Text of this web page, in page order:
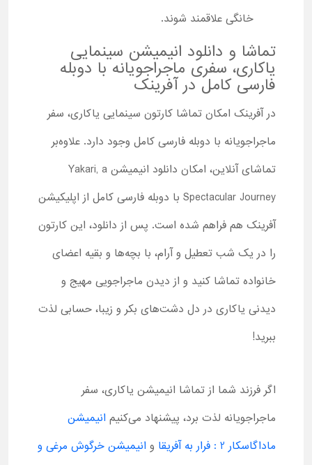
خانگی علاقمند شوند.
تماشا و دانلود انیمیشن سینمایی
یاکاری، سفری ماجراجویانه با دوبله
فارسی کامل در آفرینک
در آفرینک امکان تماشا کارتون سینمایی یاکاری، سفر
ماجراجویانه با دوبله فارسی کامل وجود دارد. علاوه‌بر
تماشای آنلاین، امکان دانلود انیمیشن Yakari, a
Spectacular Journey با دوبله فارسی کامل از اپلیکیشن
آفرینک هم فراهم شده است. پس از دانلود، این کارتون
را در یک شب تعطیل و آرام، با بچه‌ها و بقیه اعضای
خانواده تماشا کنید و از دیدن ماجراجویی مهیج و
دیدنی یاکاری در دل دشت‌های بکر و زیبا، حسابی لذت
ببرید!
اگر فرزند شما از تماشا انیمیشن یاکاری، سفر
ماجراجویانه لذت برد، پیشنهاد می‌کنیم انیمیشن
ماداگاسکار 2 : فرار به آفریقا
و انیمیشن خرگوش مرغی و